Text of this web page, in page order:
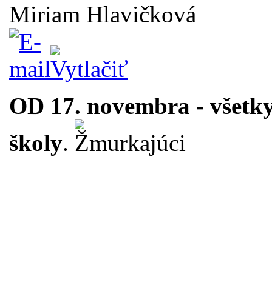
Miriam Hlavičková
OD 17. novembra -
školy.